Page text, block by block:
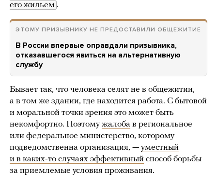
его жильем .
ЭТОМУ ПРИЗЫВНИКУ НЕ ПРЕДОСТАВИЛИ ОБЩЕЖИТИЕ
В России впервые оправдали призывника,
отказавшегося явиться на альтернативную
службу
Бывает так, что человека селят не в общежитии,
а в том же здании, где находится работа. С бытовой
и моральной точки зрения это может быть
некомфортно. Поэтомужалоба в региональное
или федеральное министерство, которому
подведомственна организация, — уместный
и в каких-то случаях эффективный способ борьбы
за приемлемые условия проживания.